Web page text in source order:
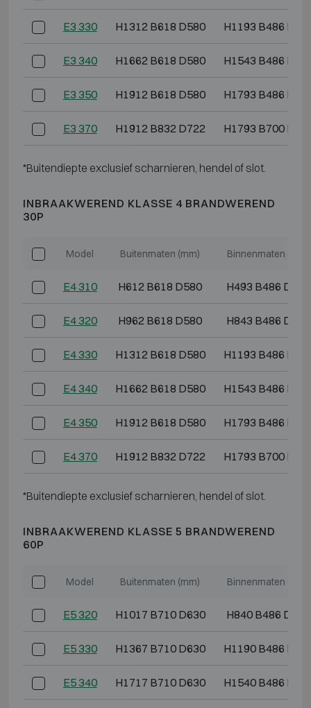
E3 330 H1312 B618 D580 H1193 B486
E3 340 H1662 B618 D580 H1543 B486
E3 350 H1912 B618 D580 H1793 B486
E3 370 H1912 B832 D722 H1793 B700
*Buitendiepte exclusief scharnieren, hendel of slot.
INBRAAKWEREND KLASSE 4 BRANDWEREND
30P
Model Buitenmaten (mm) Binnenmaten (mm)
E4 310 H612 B618 D580 H493 B486 D364
E4 320 H962 B618 D580 H843 B486 D364
E4 330 H1312 B618 D580 H1193 B486
E4 340 H1662 B618 D580 H1543 B486
E4 350 H1912 B618 D580 H1793 B486
E4 370 H1912 B832 D722 H1793 B700
*Buitendiepte exclusief scharnieren, hendel of slot.
INBRAAKWEREND KLASSE 5 BRANDWEREND
60P
Model Buitenmaten (mm) Binnenmaten (mm)
E5 320 H1017 B710 D630 H840 B486 D364
E5 330 H1367 B710 D630 H1190 B486
E5 340 H1717 B710 D630 H1540 B486